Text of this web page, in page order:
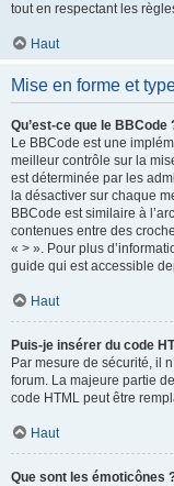
tout en respectant les
Haut
Mise en forme et
Qu’est-ce que le BBCode
Le BBCode est une
meilleur contrôle sur la
est déterminée par les
la désactiver sur chaque
BBCode est similaire à
contenues entre des
« > ». Pour plus
guide qui est accessible
Haut
Puis-je insérer du code
Par mesure de sécurité, il
forum. La majeure partie
code HTML peut être
Haut
Que sont les émoticônes